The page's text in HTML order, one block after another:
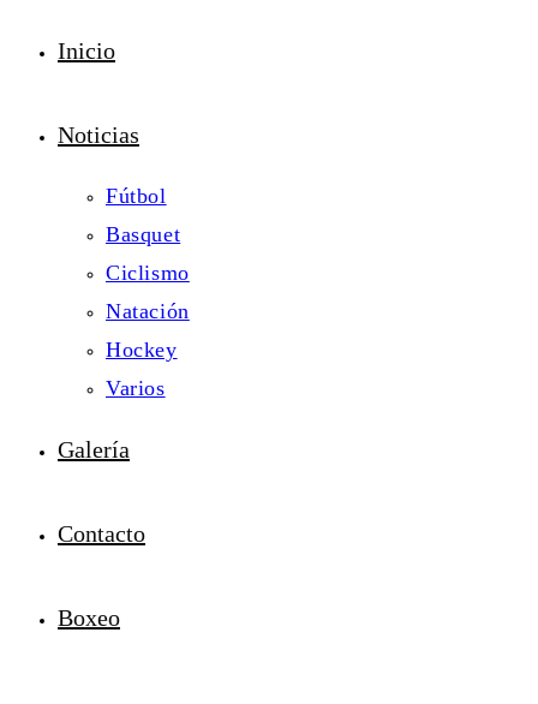
Inicio
Noticias
Fútbol
Basquet
Ciclismo
Natación
Hockey
Varios
Galería
Contacto
Boxeo